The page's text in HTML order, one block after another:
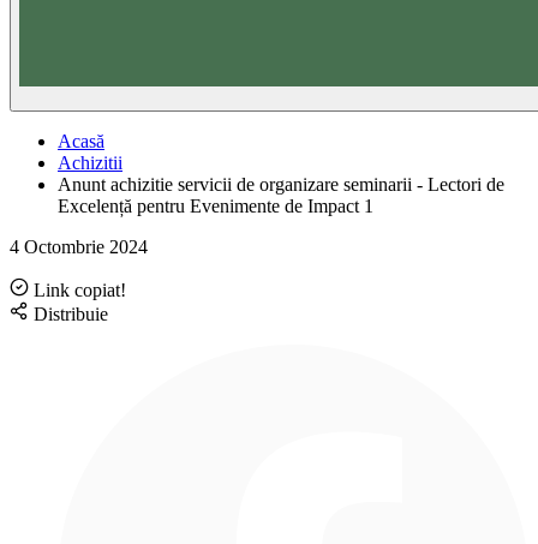
Acasă
Achizitii
Anunt achizitie servicii de organizare seminarii - Lectori de
Excelență pentru Evenimente de Impact 1
4 Octombrie 2024
Link copiat!
Distribuie